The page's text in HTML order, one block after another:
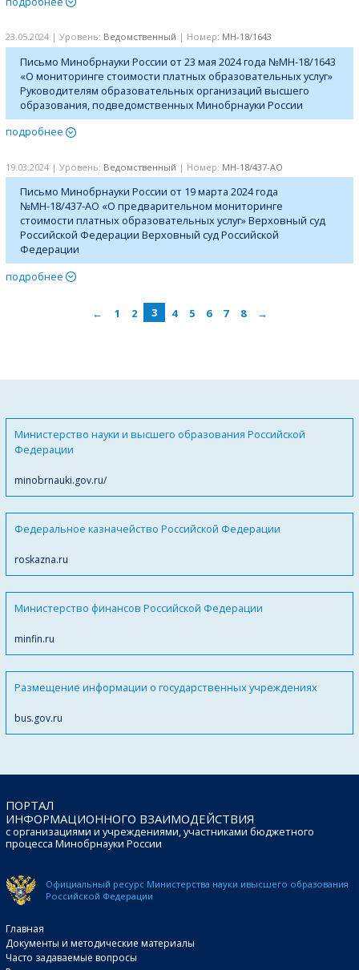
23.05.2024 | Уровень: Ведомственный | Номер: МН-18/1643
Письмо Минобрнауки России от 23 мая 2024 года №МН-18/1643
«О мониторинге стоимости платных образовательных услуг»
Руководителям образовательных организаций высшего
образования, подведомственных Минобрнауки России
подробнее
19.03.2024 | Уровень: Ведомственный | Номер: МН-18/437-АО
Письмо Минобрнауки России от 19 марта 2024 года
№МН-18/437-АО «О предварительном мониторинге
стоимости платных образовательных услуг» Верховный суд
Российской Федерации Верховный суд Российской
Федерации
подробнее
← 1 2 3 4 5 6 7 8 →
Министерство науки и высшего образования Российской
Федерации
minobrnauki.gov.ru/
Федеральное казначейство Российской Федерации
roskazna.ru
Министерство финансов Российской Федерации
minfin.ru
Размещение информации о государственных учреждениях
bus.gov.ru
ПОРТАЛ
ИНФОРМАЦИОННОГО ВЗАИМОДЕЙСТВИЯ
с организациями и учреждениями, участниками бюджетного
процесса Минобрнауки России
Официальный ресурс Министерства науки ивысшего образования
Российской Федерации
Главная
Документы и методические материалы
Часто задаваемые вопросы